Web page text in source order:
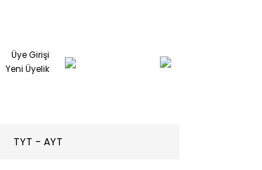
Üye Girişi
Yeni Üyelik
TYT - AYT